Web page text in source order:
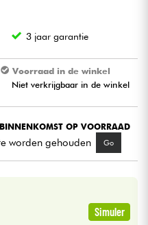
3 jaar garantie
Voorraad in de winkel
Niet verkrijgbaar in de winkel
OP VOORRAAD
worden gehouden Go
Simuler